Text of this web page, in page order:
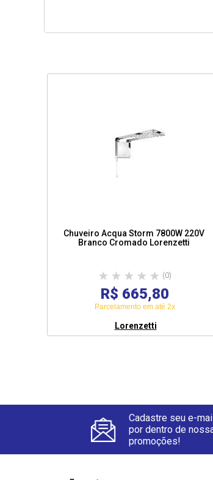
Chuveiro Acqua Storm 7800W 220V
Branco Cromado Lorenzetti
(0)
R$ 665,80
Parcelamento em até 2x
Lorenzetti
Cadastre seu e-
por dentro de
promoções!